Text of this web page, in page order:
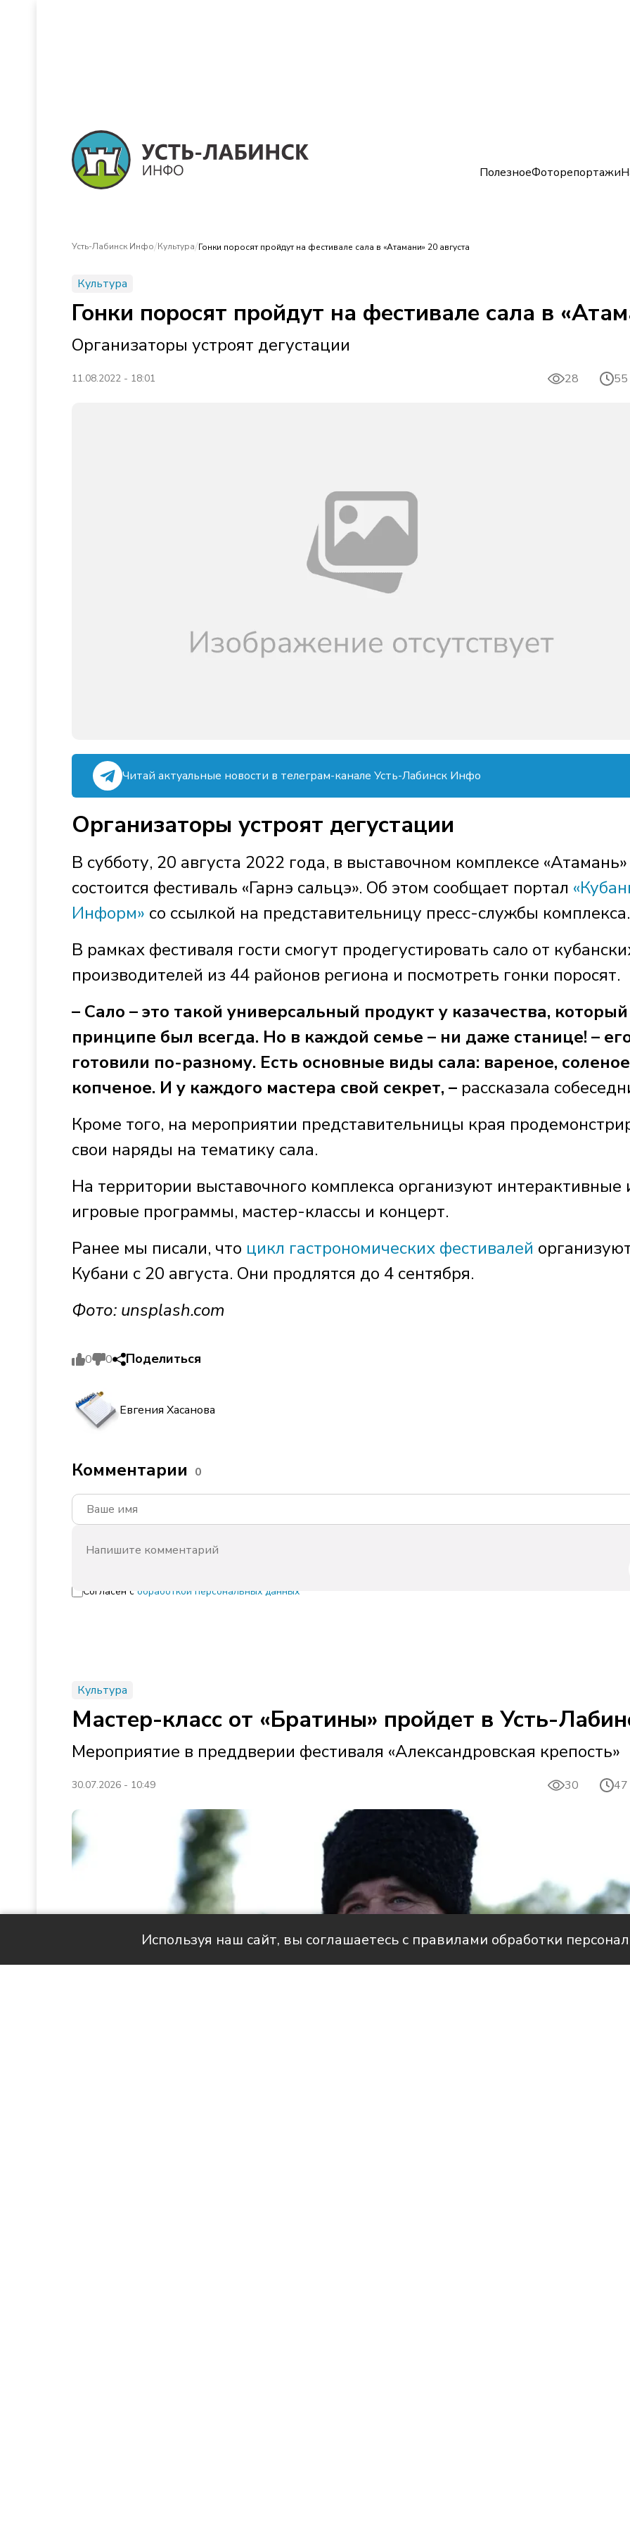
ПолезноеФоторепортажи
Усть-Лабинск Инфо/Культура/Гонки поросят пройдут на фестивале сала в «Атамани» 20 августа
Культура
Гонки поросят пройдут на фестивале сала в
Организаторы устроят дегустации
11.08.2022 - 18:01 28 55
Читай актуальные новости в телеграм-канале Усть-Лабинск Инфо
Организаторы устроят дегустации
В субботу, 20 августа 2022 года, в выставочном комплексе «Атамань»
состоится фестиваль «Гарнэ сальцэ». Об этом сообщает портал
Информ» со ссылкой на представительницу пресс-службы комплекса.
В рамках фестиваля гости смогут продегустировать сало от
производителей из 44 районов региона и посмотреть гонки поросят.
– Сало – это такой универсальный продукт у казачества,
принципе был всегда. Но в каждой семье – ни даже станице! –
готовили по-разному. Есть основные виды сала: вареное,
копченое. И у каждого мастера свой секрет, – рассказала
Кроме того, на мероприятии представительницы края
свои наряды на тематику сала.
На территории выставочного комплекса организуют интерактивные
игровые программы, мастер-классы и концерт.
Ранее мы писали, что цикл гастрономических фестивалей
Кубани с 20 августа. Они продлятся до 4 сентября.
Фото: unsplash.com
0 0 Поделиться
Евгения Хасанова
Комментарии 0
Согласен с обработкой персональных данных
Культура
Мастер-класс от «Братины» пройдет в Усть-
Мероприятие в преддверии фестиваля «Александровская крепость»
30.07.2026 - 10:49 30 47
Используя наш сайт, вы соглашаетесь с правилами обработки